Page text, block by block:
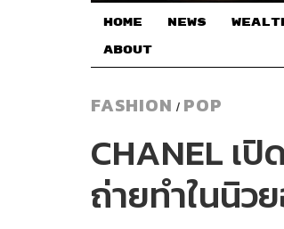
HOME NEWS
ABOUT
FASHION / POP
CHANEL เ
ถ่ายทำในนิว